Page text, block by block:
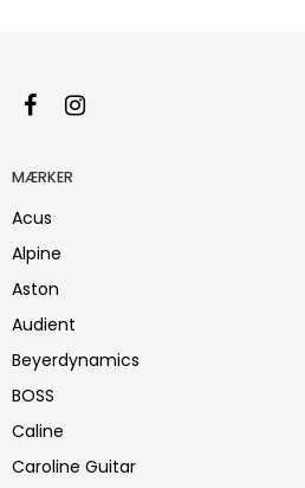
MÆRKER
Acus
Alpine
Aston
Audient
Beyerdynamics
BOSS
Caline
Caroline Guitar